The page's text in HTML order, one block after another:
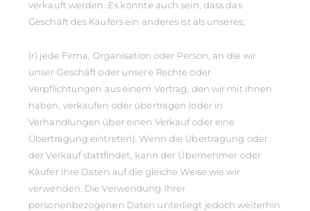
verkauft werden. Es könnte auch sein, dass das
Geschäft des Käufers ein anderes ist als unseres;
(r) jede Firma, Organisation oder Person, an die wir
unser Geschäft oder unsere Rechte oder
Verpflichtungen aus einem Vertrag, den wir mit Ihnen
haben, verkaufen oder übertragen (oder in
Verhandlungen über einen Verkauf oder eine
Übertragung eintreten). Wenn die Übertragung oder
der Verkauf stattfindet, kann der Übernehmer oder
Käufer Ihre Daten auf die gleiche Weise wie wir
verwenden. Die Verwendung Ihrer
personenbezogenen Daten unterliegt jedoch weiterhin